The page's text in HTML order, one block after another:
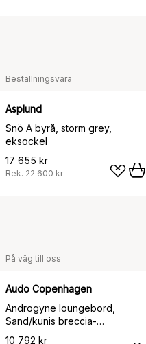
Beställningsvara
Asplund
Snö A byrå, storm grey,
eksockel
17 655 kr
Rek. 22 600 kr
På väg till oss
Audo Copenhagen
Androgyne loungebord,
Sand/kunis breccia-
mörkbetsat ekstativ
10 792 kr